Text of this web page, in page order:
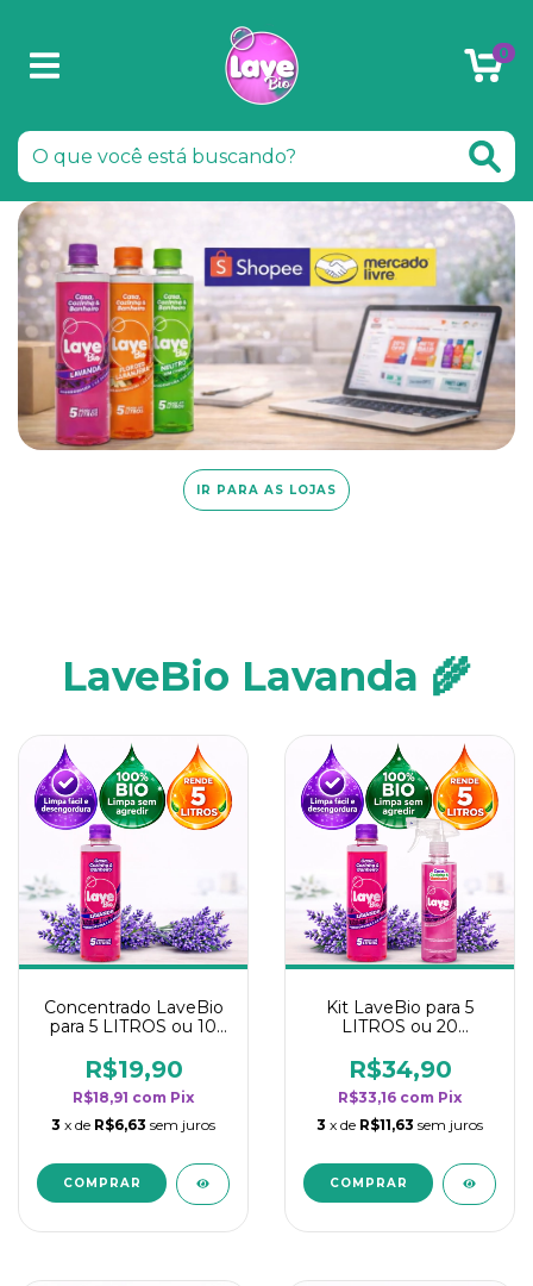
0
IR PARA AS LOJAS
LaveBio Lavanda 🌾
Concentrado LaveBio
para 5 LITROS ou 10
rendimento da
categoria - Lavanda
R$19,90
R$18,91 com Pix
3 x de R$6,63 sem juros
Kit LaveBio para 5
LITROS ou 20
rendimento da
categoria - Lavanda
R$34,90
R$33,16 com Pix
3 x de R$11,63 sem juros